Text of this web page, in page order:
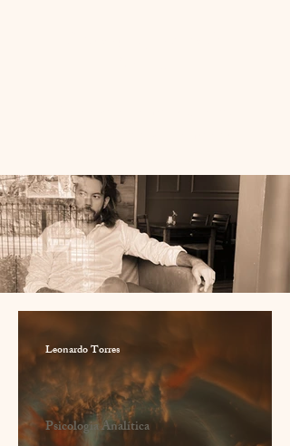
Psicologia Analítica
Leonardo Torres